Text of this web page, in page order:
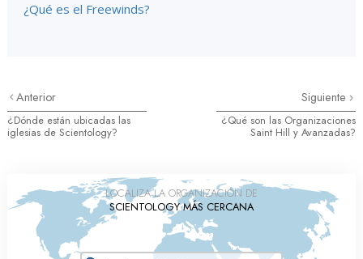
¿Qué es el Freewinds?
Anterior
¿Dónde están ubicadas las
iglesias de Scientology?
Siguiente
¿Qué son las Organizaciones
Saint Hill y Avanzadas?
LOCALIZA LA ORGANIZACIÓN DE
SCIENTOLOGY MÁS CERCANA